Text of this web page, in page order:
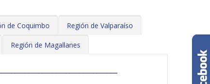
de Coquimbo Región de Valparaíso
Región de Magallanes